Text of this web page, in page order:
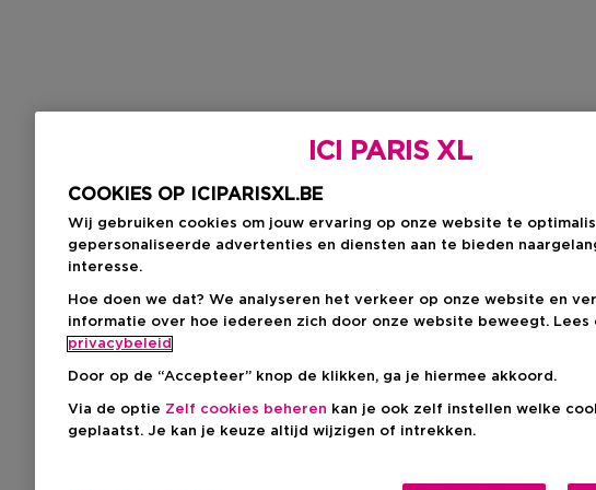
ICI PARIS XL
COOKIES OP ICIPARISXL.BE
Wij gebruiken cookies om jouw ervaring op onze website te
gepersonaliseerde advertenties en diensten aan te bieden
interesse.
Hoe doen we dat? We analyseren het verkeer op onze website en
informatie over hoe iedereen zich door onze website beweegt. Lees
privacybeleid
Door op de “Accepteer” knop de klikken, ga je hiermee akkoord.
Via de optie Zelf cookies beheren kan je ook zelf instellen welke
geplaatst. Je kan je keuze altijd wijzigen of intrekken.